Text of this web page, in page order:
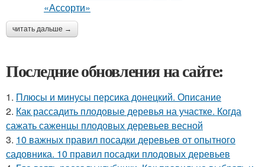
читать дальше →
Последние обновления на сайте:
1. Плюсы и минусы персика донецкий. Описание
2. Как рассадить плодовые деревья на участке. Когда
сажать саженцы плодовых деревьев весной
3. 10 важных правил посадки деревьев от опытного
садовника. 10 правил посадки плодовых деревьев